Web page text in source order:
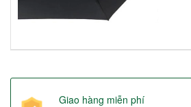
Giao hàng miễn phí